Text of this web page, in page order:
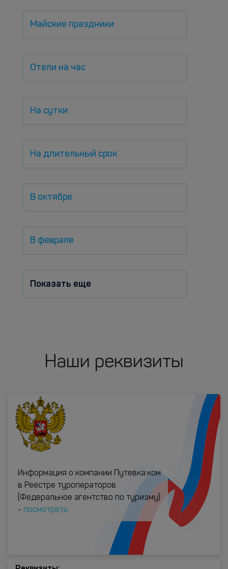
Майские праздники
Отели на час
На сутки
На длительный срок
В октябре
В феврале
Показать еще
Наши реквизиты
Информация о компании Путевка.ком
в Реестре туроператоров
(Федеральное агентство по туризму)
- посмотреть